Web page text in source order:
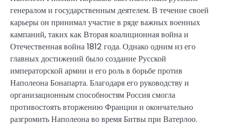
генералом и государственным деятелем. В течение своей
карьеры он принимал участие в ряде важных военных
кампаний, таких как Вторая коалиционная война и
Отечественная война 1812 года. Однако одним из его
главных достижений было создание Русской
императорской армии и его роль в борьбе против
Наполеона Бонапарта. Благодаря его руководству и
организационным способностям Россия смогла
противостоять вторжению Франции и окончательно
разгромить Наполеона во время Битвы при Ватерлоо.